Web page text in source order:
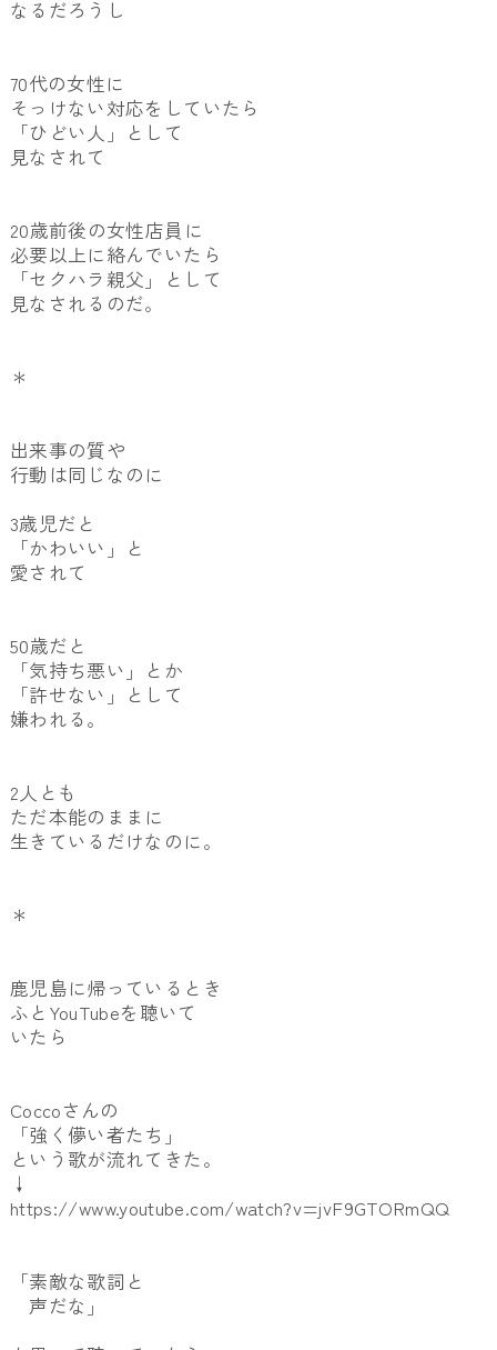
なるだろうし
70代の女性に
そっけない対応をしていたら
「ひどい人」として
見なされて
20歳前後の女性店員に
必要以上に絡んでいたら
「セクハラ親父」として
見なされるのだ。
＊
出来事の質や
行動は同じなのに
3歳児だと
「かわいい」と
愛されて
50歳だと
「気持ち悪い」とか
「許せない」として
嫌われる。
2人とも
ただ本能のままに
生きているだけなのに。
＊
鹿児島に帰っているとき
ふとYouTubeを聴いて
いたら
Coccoさんの
「強く儚い者たち」
という歌が流れてきた。
↓
https://www.youtube.com/watch?v=jvF9GTORmQQ
「素敵な歌詞と
声だな」